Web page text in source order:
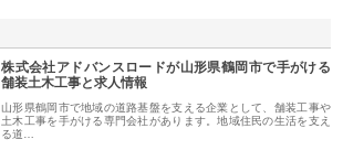
株式会社アドバンスロードが山形県鶴岡市で手がける
舗装土木工事と求人情報
山形県鶴岡市で地域の道路基盤を支える企業として、舗装工事や
土木工事を手がける専門会社があります。地域住民の生活を支え
る道…